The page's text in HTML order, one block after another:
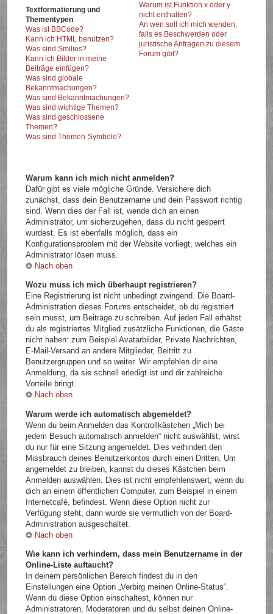
Textformatierung und
Thementypen
Was ist BBCode?
Kann ich HTML benutzen?
Was sind Smilies?
Kann ich Bilder in meine
Beiträge einfügen?
Was sind globale
Bekanntmachungen?
Was sind Bekanntmachungen?
Was sind wichtige Themen?
Was sind geschlossene
Themen?
Was sind Themen-Symbole?
Warum ist Funktion x oder y
nicht enthalten?
An wen soll ich mich wenden,
falls es Beschwerden oder
juristische Anfragen zu diesem
Forum gibt?
Warum kann ich mich nicht anmelden?
Dafür gibt es viele mögliche Gründe. Versichere dich
zunächst, dass dein Benutzername und dein Passwort richtig
sind. Wenn dies der Fall ist, wende dich an einen
Administrator, um sicherzugehen, dass du nicht gesperrt
wurdest. Es ist ebenfalls möglich, dass ein
Konfigurationsproblem mit der Website vorliegt, welches ein
Administrator lösen muss.
Nach oben
Wozu muss ich mich überhaupt registrieren?
Eine Registrierung ist nicht unbedingt zwingend. Die Board-
Administration dieses Forums entscheidet, ob du registriert
sein musst, um Beiträge zu schreiben. Auf jeden Fall erhältst
du als registriertes Mitglied zusätzliche Funktionen, die Gäste
nicht haben: zum Beispiel Avatarbilder, Private Nachrichten,
E-Mail-Versand an andere Mitglieder, Beitritt zu
Benutzergruppen und so weiter. Wir empfehlen dir eine
Anmeldung, da sie schnell erledigt ist und dir zahlreiche
Vorteile bringt.
Nach oben
Warum werde ich automatisch abgemeldet?
Wenn du beim Anmelden das Kontrollkästchen „Mich bei
jedem Besuch automatisch anmelden“ nicht auswählst, wirst
du nur für eine Sitzung angemeldet. Dies verhindert den
Missbrauch deines Benutzerkontos durch einen Dritten. Um
angemeldet zu bleiben, kannst du dieses Kästchen beim
Anmelden auswählen. Dies ist nicht empfehlenswert, wenn du
dich an einem öffentlichen Computer, zum Beispiel in einem
Internetcafé, befindest. Wenn diese Option nicht zur
Verfügung steht, dann wurde sie vermutlich von der Board-
Administration ausgeschaltet.
Nach oben
Wie kann ich verhindern, dass mein Benutzername in der
Online-Liste auftaucht?
In deinem persönlichen Bereich findest du in den
Einstellungen eine Option „Verbirg meinen Online-Status“.
Wenn du diese Option einschaltest, können nur
Administratoren, Moderatoren und du selbst deinen Online-